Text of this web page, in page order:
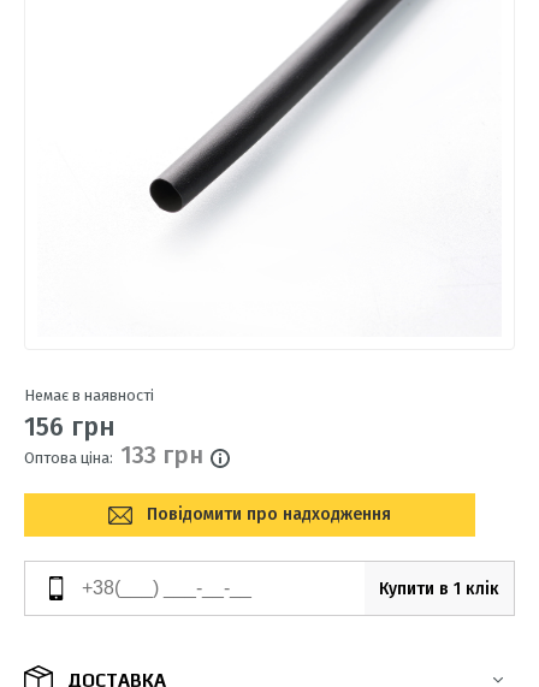
Немає в наявності
156 грн
Оптова ціна: 133 грн
Повідомити про надходження
Купити в 1 клік
ДОСТАВКА